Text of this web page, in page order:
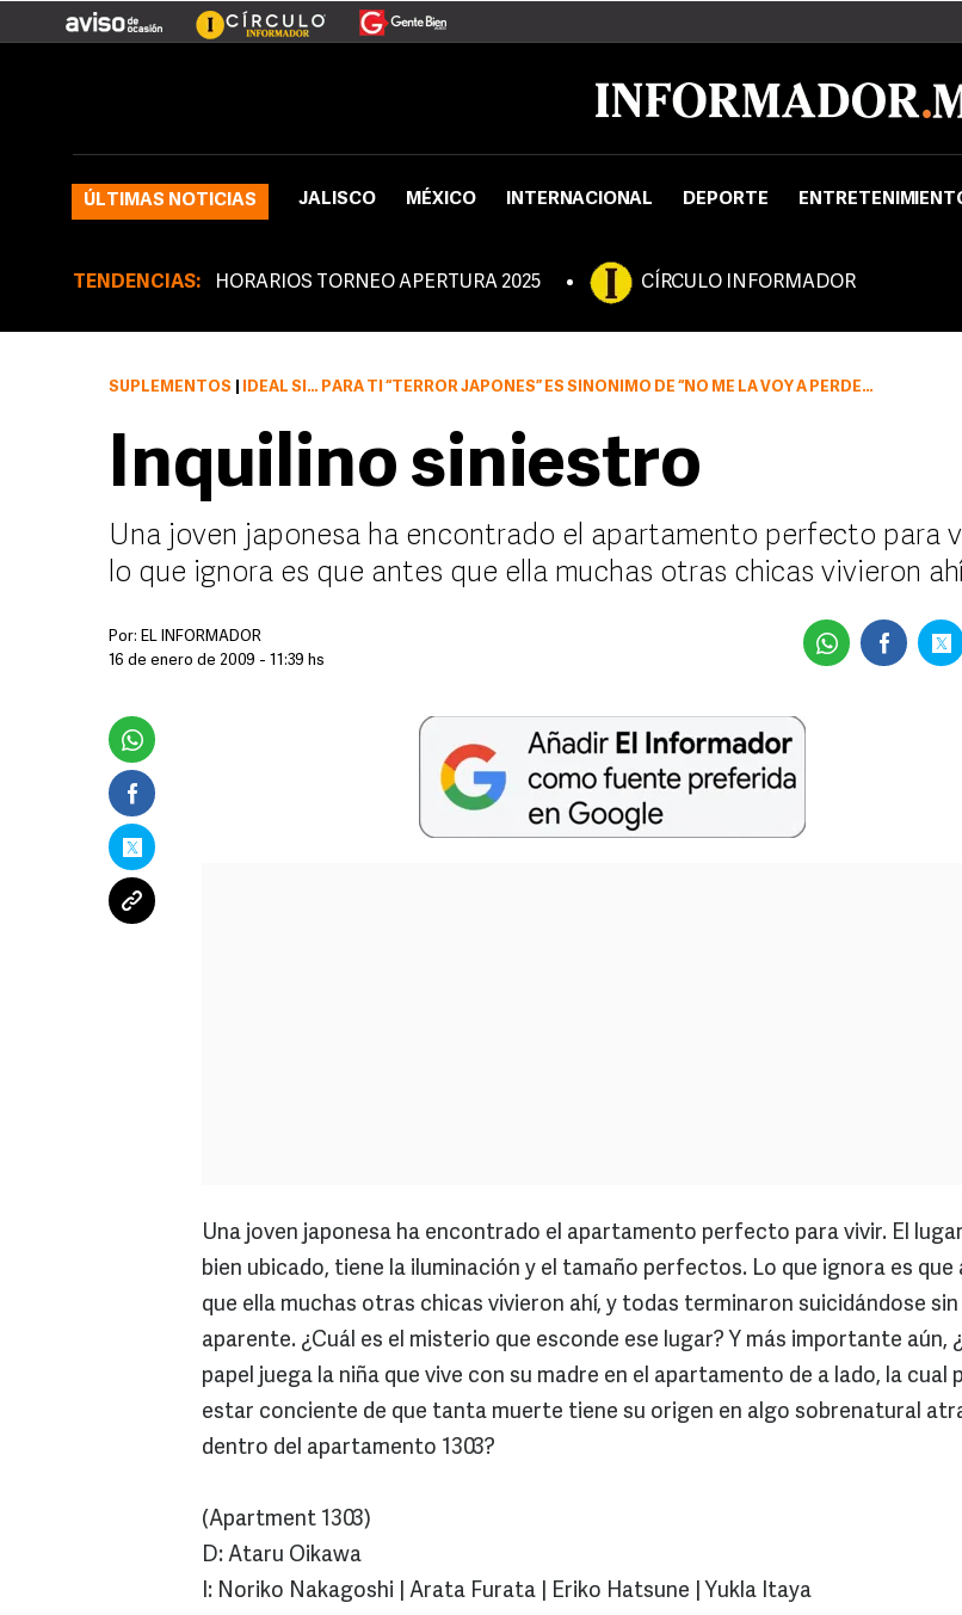
ÚLTIMAS NOTICIAS JALISCO MÉXICO INTERNACIONAL DEPORTE
TENDENCIAS: HORARIOS TORNEO APERTURA 2025 CÍRCULO INFORMADOR
SUPLEMENTOS IDEAL SI… PARA TI “TERROR JAPONÉS” ES SINÓNIMO DE “NO ME LA VOY A PERDER”.
Inquilino siniestro
Una joven japonesa ha encontrado el apartamento perfecto para
lo que ignora es que antes que ella muchas otras chicas vivieron
Por: EL INFORMADOR
16 de enero de 2009 - 11:39 hs
Una joven japonesa ha encontrado el apartamento perfecto para vivir. El
bien ubicado, tiene la iluminación y el tamaño perfectos. Lo que ignora es que
que ella muchas otras chicas vivieron ahí, y todas terminaron suicidándose
aparente. ¿Cuál es el misterio que esconde ese lugar? Y más importante aún,
papel juega la niña que vive con su madre en el apartamento de a lado, la cual
estar conciente de que tanta muerte tiene su origen en algo sobrenatural
dentro del apartamento 1303?
(Apartment 1303)
D: Ataru Oikawa
I: Noriko Nakagoshi | Arata Furata | Eriko Hatsune | Yukla Itaya